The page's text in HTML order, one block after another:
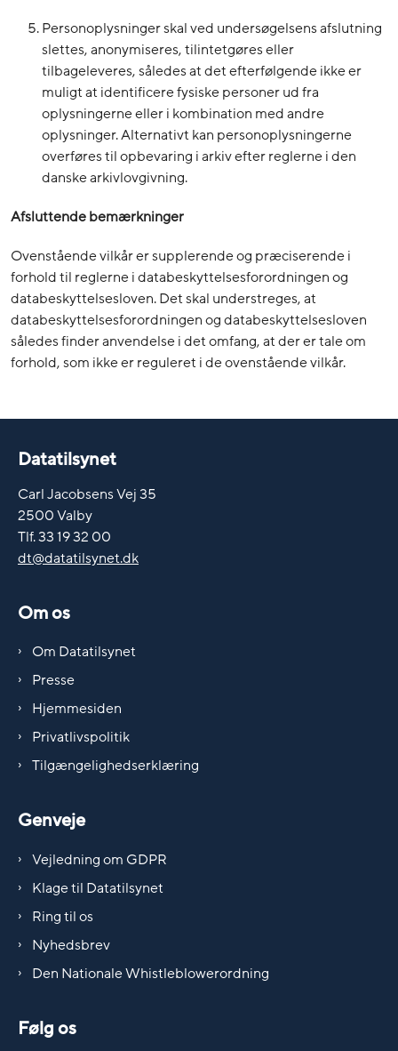
Personoplysninger skal ved undersøgelsens afslutning
slettes, anonymiseres, tilintetgøres eller
tilbageleveres, således at det efterfølgende ikke er
muligt at identificere fysiske personer ud fra
oplysningerne eller i kombination med andre
oplysninger. Alternativt kan personoplysningerne
overføres til opbevaring i arkiv efter reglerne i den
danske arkivlovgivning.
Afsluttende bemærkninger
Ovenstående vilkår er supplerende og præciserende i
forhold til reglerne i databeskyttelsesforordningen og
databeskyttelsesloven. Det skal understreges, at
databeskyttelsesforordningen og databeskyttelsesloven
således finder anvendelse i det omfang, at der er tale om
forhold, som ikke er reguleret i de ovenstående vilkår.
Datatilsynet
Carl Jacobsens Vej 35
2500 Valby
Tlf. 33 19 32 00
dt@datatilsynet.dk
Om os
Om Datatilsynet
Presse
Hjemmesiden
Privatlivspolitik
Tilgængelighedserklæring
Genveje
Vejledning om GDPR
Klage til Datatilsynet
Ring til os
Nyhedsbrev
Den Nationale Whistleblowerordning
Følg os